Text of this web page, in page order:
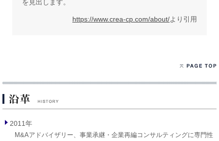
を見出します。
https://www.crea-cp.com/about/より引用
2011年
M&Aアドバイザリー、事業承継・企業再編コンサルティングに専門性